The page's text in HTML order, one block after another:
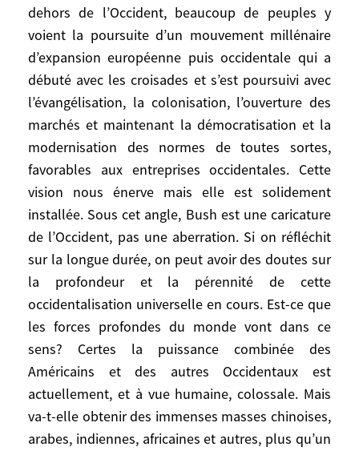
dehors de l’Occident, beaucoup de peuples y
voient la poursuite d’un mouvement millénaire
d’expansion européenne puis occidentale qui a
débuté avec les croisades et s’est poursuivi avec
l’évangélisation, la colonisation, l’ouverture des
marchés et maintenant la démocratisation et la
modernisation des normes de toutes sortes,
favorables aux entreprises occidentales. Cette
vision nous énerve mais elle est solidement
installée. Sous cet angle, Bush est une caricature
de l’Occident, pas une aberration. Si on réfléchit
sur la longue durée, on peut avoir des doutes sur
la profondeur et la pérennité de cette
occidentalisation universelle en cours. Est-ce que
les forces profondes du monde vont dans ce
sens? Certes la puissance combinée des
Américains et des autres Occidentaux est
actuellement, et à vue humaine, colossale. Mais
va-t-elle obtenir des immenses masses chinoises,
arabes, indiennes, africaines et autres, plus qu’un
de part et d’autre de l’Atlantique, va se
reconsolider une communauté de valeurs
et stratégique. Mais, plus largement, je me
demande si l’Occident dans son ensemble
va réussir à imposer sa loi au reste du
monde, ou s’il devra composer. Je
m’explique. Les Occidentaux sont
aujourd’hui profondément divisés entre
Américains et Européens quant au recours
à la force et à la loi internationale. Les
Européens d’aujourd’hui récusent la voie
militaire, surtout si les formes ne sont pas
respectées. Dans leur quasi-totalité, ils
communient dans la phobie de la force.
Mais, mise à part cette divergence qui les
oppose aux Américains sur les moyens, ils
trouvent justifié d’employer toute la
panoplie des incitations, pressions,
remontrances, chantage à l’adhésion ou à
l’aide, ingérences, sanctions, envers les